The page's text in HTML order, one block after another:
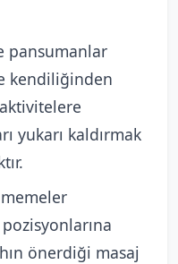
pansumanlar
kendiliğinden
yukarı kaldırmak
memeler
önerdiği masaj